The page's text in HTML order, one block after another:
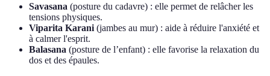
Savasana (posture du cadavre) : elle permet de relâcher les
tensions physiques.
Viparita Karani (jambes au mur) : aide à réduire l'anxiété et
à calmer l'esprit.
Balasana (posture de l’enfant) : elle favorise la relaxation du
dos et des épaules.